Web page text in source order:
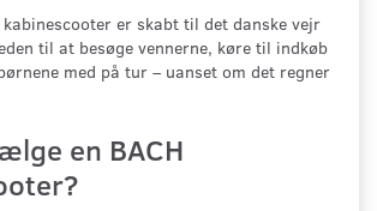
kabinescooter er skabt til det danske vejr
til at besøge vennerne, køre til indkøb
med på tur – uanset om det regner
en BACH